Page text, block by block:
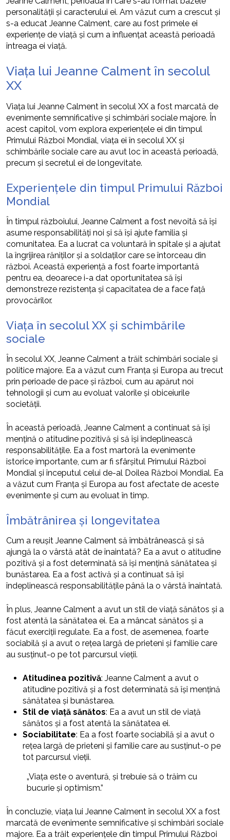
personalității și caracterului ei. Am văzut cum a crescut și
s-a educat Jeanne Calment, care au fost primele ei
experiențe de viață și cum a influențat această perioadă
întreaga ei viață.
Viața lui Jeanne Calment în secolul
XX
Viața lui Jeanne Calment în secolul XX a fost marcată de
evenimente semnificative și schimbări sociale majore. În
acest capitol, vom explora experiențele ei din timpul
Primului Război Mondial, viața ei în secolul XX și
schimbările sociale care au avut loc în această perioadă,
precum și secretul ei de longevitate.
Experiențele din timpul Primului Război
Mondial
În timpul războiului, Jeanne Calment a fost nevoită să își
asume responsabilități noi și să își ajute familia și
comunitatea. Ea a lucrat ca voluntară în spitale și a ajutat
la îngrijirea răniților și a soldaților care se întorceau din
război. Această experiență a fost foarte importantă
pentru ea, deoarece i-a dat oportunitatea să își
demonstreze rezistența și capacitatea de a face față
provocărilor.
Viața în secolul XX și schimbările
sociale
În secolul XX, Jeanne Calment a trăit schimbări sociale și
politice majore. Ea a văzut cum Franța și Europa au trecut
prin perioade de pace și război, cum au apărut noi
tehnologii și cum au evoluat valorile și obiceiurile
societății.
În această perioadă, Jeanne Calment a continuat să își
mențină o atitudine pozitivă și să își îndeplinească
responsabilitățile. Ea a fost martoră la evenimente
istorice importante, cum ar fi sfârșitul Primului Război
Mondial și începutul celui de-al Doilea Război Mondial. Ea
a văzut cum Franța și Europa au fost afectate de aceste
evenimente și cum au evoluat în timp.
Îmbătrânirea și longevitatea
Cum a reușit Jeanne Calment să îmbătrânească și să
ajungă la o vârstă atât de înaintată? Ea a avut o atitudine
pozitivă și a fost determinată să își mențină sănătatea și
bunăstarea. Ea a fost activă și a continuat să își
îndeplinească responsabilitățile până la o vârstă înaintată.
În plus, Jeanne Calment a avut un stil de viață sănătos și a
fost atentă la sănătatea ei. Ea a mâncat sănătos și a
făcut exerciții regulate. Ea a fost, de asemenea, foarte
sociabilă și a avut o rețea largă de prieteni și familie care
au susținut-o pe tot parcursul vieții.
Atitudinea pozitivă: Jeanne Calment a avut o
atitudine pozitivă și a fost determinată să își mențină
sănătatea și bunăstarea.
Stil de viață sănătos: Ea a avut un stil de viață
sănătos și a fost atentă la sănătatea ei.
Sociabilitate: Ea a fost foarte sociabilă și a avut o
rețea largă de prieteni și familie care au susținut-o pe
tot parcursul vieții.
„Viața este o aventură, și trebuie să o trăim cu
bucurie și optimism.”
În concluzie, viața lui Jeanne Calment în secolul XX a fost
marcată de evenimente semnificative și schimbări sociale
majore. Ea a trăit experiențele din timpul Primului Război